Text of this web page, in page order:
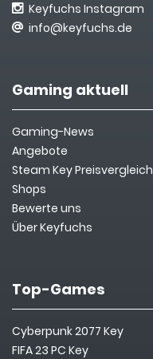
Keyfuchs Instagram
info@keyfuchs.de
Gaming aktuell
Gaming-News
Angebote
Steam Key Preisvergleich
Shops
Bewerte uns
Über Keyfuchs
Top-Games
Cyberpunk 2077 Key
FIFA 23 PC Key